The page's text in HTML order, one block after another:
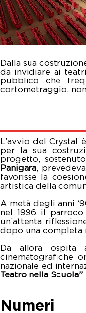
Dalla sua
da invidiare ai
pubblico che
cortometraggio,
L’avvio del Crystal
per la sua
progetto,
Panigara,
favorisse la
artistica della
A metà degli anni
nel 1996 il parroco
un’attenta
dopo una completa
Da allora ospita
cinematografiche
nazionale ed
Teatro nella Scuola”
Numeri